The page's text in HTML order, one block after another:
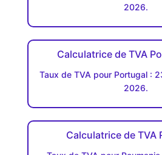
2026.
Calculatrice de TVA
Taux de TVA pour Portugal :
2026.
Calculatrice de TVA